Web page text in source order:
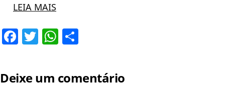
LEIA MAIS
Facebook
TwitterWhatsApp
Deixe um comentário